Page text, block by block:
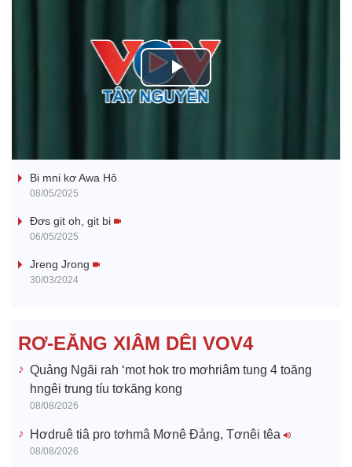
P
a
e
o
Bi mni kơ Awa Hô
08/05/2025
Đơs git oh, git bi
06/05/2025
Jreng Jrong
30/03/2024
RƠ-EĂNG XIÂM DÊI VOV4
Quảng Ngãi rah ‘mot hok tro mơhriâm tung 4 toăng
hngêi trung tíu tơkăng kong
08/08/2026
Hơdruê tiâ pro tơhmâ Mơnê Đảng, Tơnêi têa
08/08/2026